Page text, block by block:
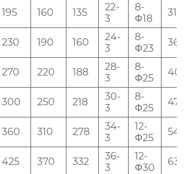
195 160 135
22-
3
8-
Φ18
315
230 190 160
24-
3
8-
Φ23
365
270 220 188
28-
3
8-
Φ25
400
300 250 218
30-
3
8-
Φ25
475
360 310 278
34-
3
12-
Φ25
540
425 370 332
36-
3
12-
Φ30
630